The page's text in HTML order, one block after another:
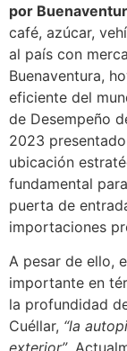
por
café, azúcar,
al país con
Buenaventura,
eficiente del
de Desempeño
2023
ubicación
fundamental
puerta de
importaciones
A pesar de ello,
importante en
la profundidad
Cuéllar, “la